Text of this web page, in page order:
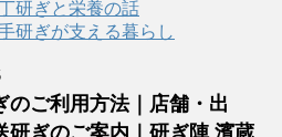
研ぎと栄養の話
研ぎが支える暮らし
のご利用方法｜店舗・出
研ぎのご案内｜研ぎ陣 濱蔵